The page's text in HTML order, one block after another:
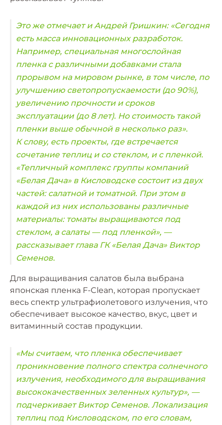
Это же отмечает и Андрей Гришкин: «Сегодня
есть масса инновационных разработок.
Например, специальная многослойная
пленка с различными добавками стала
прорывом на мировом рынке, в том числе, по
улучшению светопропускаемости (до 90%),
увеличению прочности и сроков
эксплуатации (до 8 лет). Но стоимость такой
пленки выше обычной в несколько раз».
К слову, есть проекты, где встречается
сочетание теплиц и со стеклом, и с пленкой.
«Тепличный комплекс группы компаний
«Белая Дача» в Кисловодске состоит из двух
частей: салатной и томатной. При этом в
каждой из них использованы различные
материалы: томаты выращиваются под
стеклом, а салаты — под пленкой», —
рассказывает глава ГК «Белая Дача» Виктор
Семенов.
Для выращивания салатов была выбрана
японская пленка F-Clean, которая пропускает
весь спектр ультрафиолетового излучения, что
обеспечивает высокое качество, вкус, цвет и
витаминный состав продукции.
«Мы считаем, что пленка обеспечивает
проникновение полного спектра солнечного
излучения, необходимого для выращивания
высококачественных зеленных культур», —
подчеркивает Виктор Семенов. Локализация
теплиц под Кисловодском, по его словам,